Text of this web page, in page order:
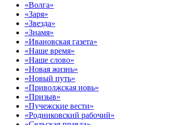
«Волга»
«Заря»
«Звезда»
«Знамя»
«Ивановская газета»
«Наше время»
«Наше слово»
«Новая жизнь»
«Новый путь»
«Приволжская новь»
«Призыв»
«Пучежские вести»
«Родниковский рабочий»